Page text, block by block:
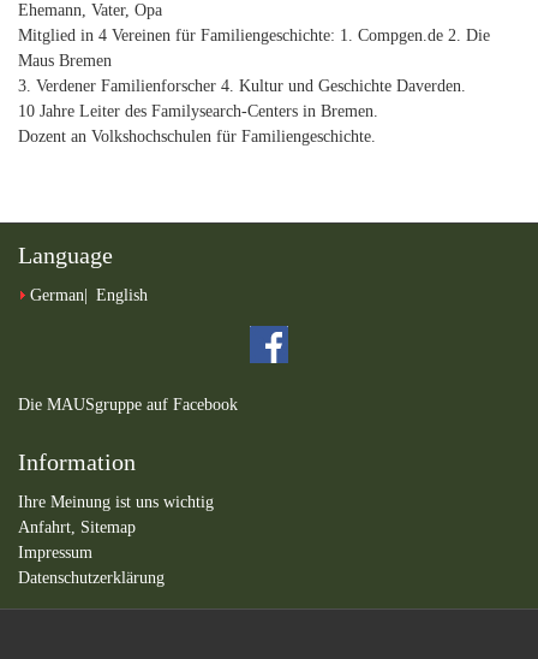
Ehemann, Vater, Opa
Mitglied in 4 Vereinen für Familiengeschichte: 1. Compgen.de 2. Die
Maus Bremen
3. Verdener Familienforscher 4. Kultur und Geschichte Daverden.
10 Jahre Leiter des Familysearch-Centers in Bremen.
Dozent an Volkshochschulen für Familiengeschichte.
Language
German English
Die MAUSgruppe auf Facebook
Information
Ihre Meinung ist uns wichtig
Anfahrt, Sitemap
Impressum
Datenschutzerklärung